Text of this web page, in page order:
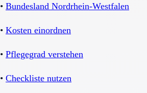
• Bundesland Nordrhein-Westfalen
• Kosten einordnen
• Pflegegrad verstehen
• Checkliste nutzen